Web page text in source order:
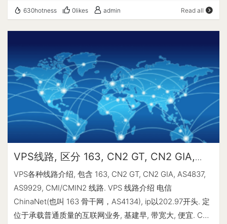
Scores ---------------------内存测试--感谢lemonbench
开源----------------------- -> 内存测试 Test (Fast
测试--感谢lemonbench开源-------------------- -> 磁盘
IO测试中 (4K Block/1M Block, Direct Mode) 测试操作 写速
度 读速度 100MB-4K Block 47.1 MB/s (11.43 IOPS, 2.21s)
12.3 MB/s (2955 IOPS, 8.70s) 1GB-1M Block 1.0 GB/s
(966 IOPS, 1.04s) 334 MB/s (322 IOPS, 3.10s) -----------
----------磁盘fio读写测试--感谢yabs开源---------------
------- ------ | --- ---- | ---- ---- Read | 37.49 MB/s
(9.3k) | 539.64 MB/s (8.4k) Write | 37.59 MB/s (9.3k) |
542.48 MB/s (8.4k) Total | 75.06 MB/s (18.7k) | 1.08 GB/s
(16.9k)…
4.99、5.99刀OpenVZ小鸡廉价鸡被炒火熟知，之后逐渐没
落后沦为经典传家宝。 Spartanhost(斯巴达)：因其高防
路改版后走cera4837线路，10G口，速度上仅次于GIA，后
因其4837线路的不稳定，海缆故障，线路体验不佳，被MJJ
戏称为斯巴拉 Wikihost (微基)：据mjj了解老板名就叫屌
鸡，又是卖鸡的，所以简称鸡总。 V.ps(五折云)：因为经常
搞五折年付（三年、五年等）被mjj戏称为五折云。
Greencloud (绿云)：这么多称号就因为名字带了个"绿"字
缩写：az、pr、od、a1、a1p、pp、tg、gv、ion、cc、rn
az：Microsoft Azure； pr：垃圾服务商pacificrack； od：
a1p：Microsoft Office 365 A1P 订阅； pp：支付方法
Paypal； tg：即时通讯软件 Telegram； gv: Google
Voice，提供免费的美国手机号，可以免费给美国/加拿大号
码发短信、打电话，可以接验证码。是网络电话，断网就无
630hotness 0likes admin Read all
VPS线路, 区分 163, CN2 GT, CN2 GIA,
AS9929 线路
VPS各种线路介绍, 包含 163, CN2 GT, CN2 GIA, AS4837,
AS9929, CMI/CMIN2 线路. VPS 线路介绍 电信
ChinaNet(也叫 163 骨干网，AS4134), ip以202.97开头. 定
位于承载普通质量的互联网业务, 基建早, 带宽大, 便宜. CN2